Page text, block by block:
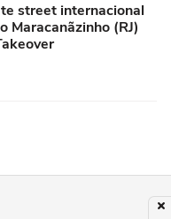
street internacional
Maracanãzinho (RJ)